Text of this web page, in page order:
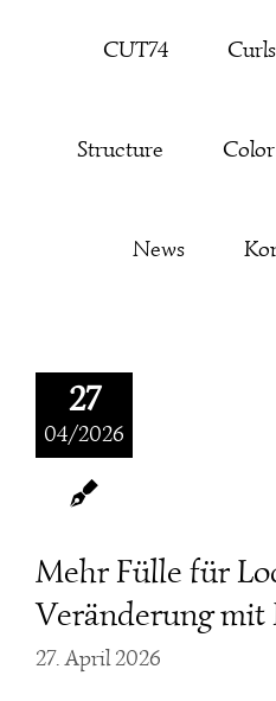
CUT74 Curls
Structure Color
News
27
04/2026
Mehr Fülle für
Veränderung mit
27. April 2026